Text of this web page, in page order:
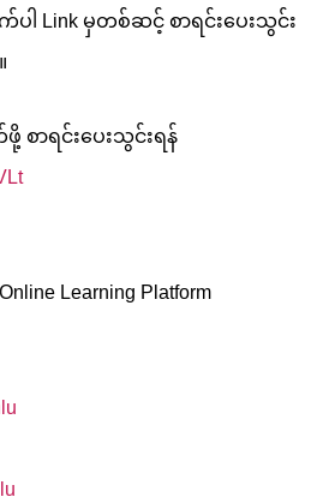
ါ Link မှတစ်ဆင့် စာရင်းပေးသွင်း
ာရင်းပေးသွင်းရန်
Online Learning Platform